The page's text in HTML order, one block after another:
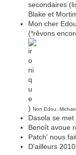
secondaires
Blake et
Mon cher
(*rêvons
) Non Edou,
Dasola se met
Benoît avoue
Patch' nous
D'ailleurs